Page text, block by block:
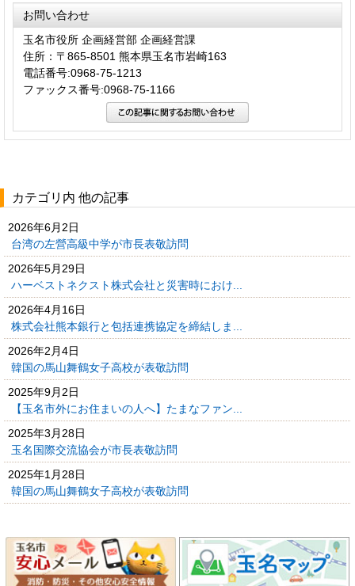
お問い合わせ
玉名市役所 企画経営部 企画経営課
住所：〒865-8501 熊本県玉名市岩崎163
電話番号:0968-75-1213
ファックス番号:0968-75-1166
カテゴリ内 他の記事
2026年6月2日
台湾の左營高級中学が市長表敬訪問
2026年5月29日
ハーベストネクスト株式会社と災害時におけ...
2026年4月16日
株式会社熊本銀行と包括連携協定を締結しま...
2026年2月4日
韓国の馬山舞鶴女子高校が表敬訪問
2025年9月2日
【玉名市外にお住まいの人へ】たまなファン...
2025年3月28日
玉名国際交流協会が市長表敬訪問
2025年1月28日
韓国の馬山舞鶴女子高校が表敬訪問